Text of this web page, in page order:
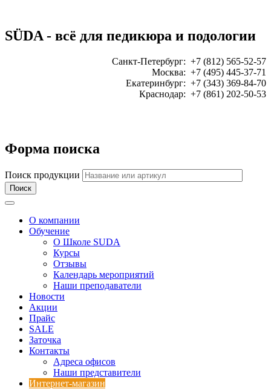
SÜDA - всё для педикюра и подологии
Санкт-Петербург: +7 (812) 565-52-57
Москва: +7 (495) 445-37-71
Екатеринбург: +7 (343) 369-84-70
Краснодар: +7 (861) 202-50-53
Форма поиска
Поиск продукции
Toggle navigation
О компании
Обучение
О Школе SUDA
Курсы
Отзывы
Календарь мероприятий
Наши преподаватели
Новости
Акции
Прайс
SALE
Заточка
Контакты
Адреса офисов
Наши представители
Интернет-магазин